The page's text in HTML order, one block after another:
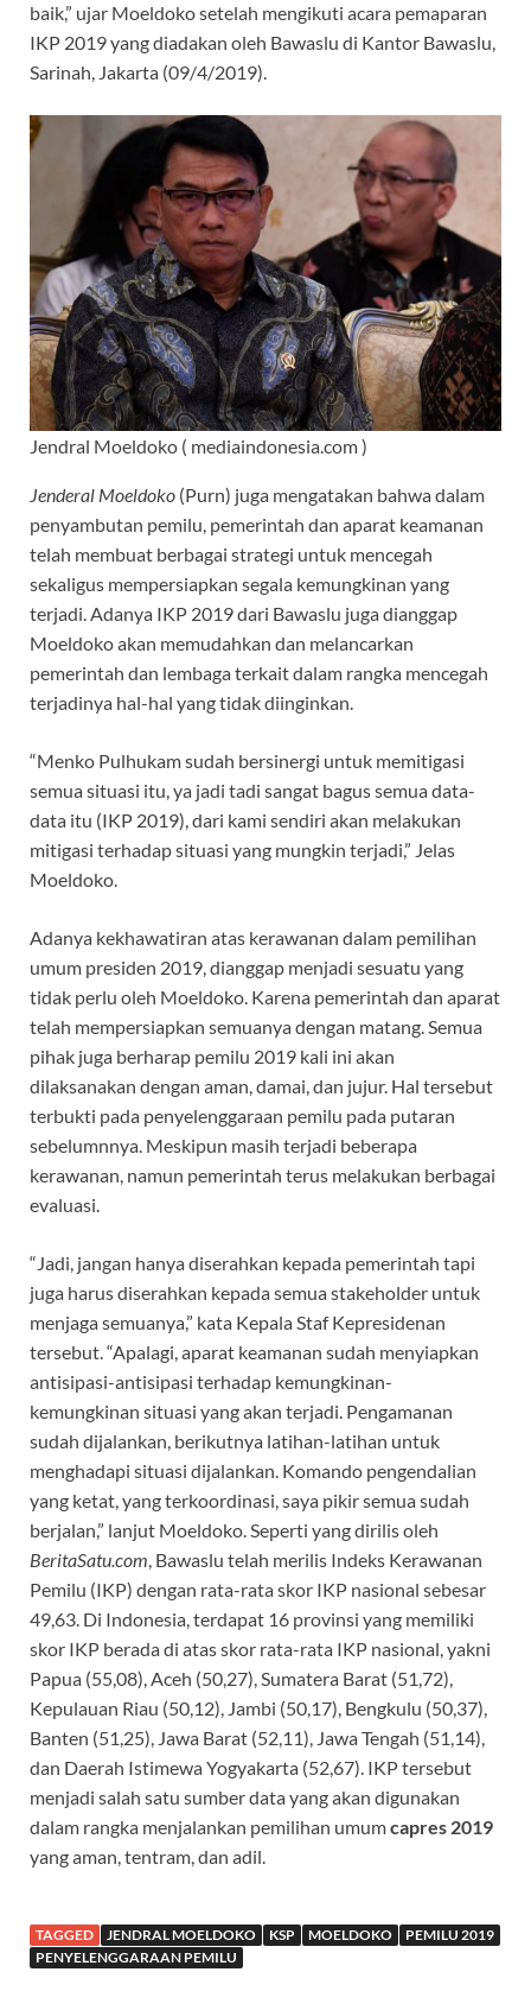
baik,” ujar Moeldoko setelah mengikuti acara pemaparan
IKP 2019 yang diadakan oleh Bawaslu di Kantor Bawaslu,
Sarinah, Jakarta (09/4/2019).
Jendral Moeldoko ( mediaindonesia.com )
Jenderal Moeldoko (Purn) juga mengatakan bahwa dalam
penyambutan pemilu, pemerintah dan aparat keamanan
telah membuat berbagai strategi untuk mencegah
sekaligus mempersiapkan segala kemungkinan yang
terjadi. Adanya IKP 2019 dari Bawaslu juga dianggap
Moeldoko akan memudahkan dan melancarkan
pemerintah dan lembaga terkait dalam rangka mencegah
terjadinya hal-hal yang tidak diinginkan.
“Menko Pulhukam sudah bersinergi untuk memitigasi
semua situasi itu, ya jadi tadi sangat bagus semua data-
data itu (IKP 2019), dari kami sendiri akan melakukan
mitigasi terhadap situasi yang mungkin terjadi,” Jelas
Moeldoko.
Adanya kekhawatiran atas kerawanan dalam pemilihan
umum presiden 2019, dianggap menjadi sesuatu yang
tidak perlu oleh Moeldoko. Karena pemerintah dan aparat
telah mempersiapkan semuanya dengan matang. Semua
pihak juga berharap pemilu 2019 kali ini akan
dilaksanakan dengan aman, damai, dan jujur. Hal tersebut
terbukti pada penyelenggaraan pemilu pada putaran
sebelumnnya. Meskipun masih terjadi beberapa
kerawanan, namun pemerintah terus melakukan berbagai
evaluasi.
“Jadi, jangan hanya diserahkan kepada pemerintah tapi
juga harus diserahkan kepada semua stakeholder untuk
menjaga semuanya,” kata Kepala Staf Kepresidenan
tersebut. “Apalagi, aparat keamanan sudah menyiapkan
antisipasi-antisipasi terhadap kemungkinan-
kemungkinan situasi yang akan terjadi. Pengamanan
sudah dijalankan, berikutnya latihan-latihan untuk
menghadapi situasi dijalankan. Komando pengendalian
yang ketat, yang terkoordinasi, saya pikir semua sudah
berjalan,” lanjut Moeldoko. Seperti yang dirilis oleh
BeritaSatu.com , Bawaslu telah merilis Indeks Kerawanan
Pemilu (IKP) dengan rata-rata skor IKP nasional sebesar
49,63. Di Indonesia, terdapat 16 provinsi yang memiliki
skor IKP berada di atas skor rata-rata IKP nasional, yakni
Papua (55,08), Aceh (50,27), Sumatera Barat (51,72),
Kepulauan Riau (50,12), Jambi (50,17), Bengkulu (50,37),
Banten (51,25), Jawa Barat (52,11), Jawa Tengah (51,14),
dan Daerah Istimewa Yogyakarta (52,67). IKP tersebut
menjadi salah satu sumber data yang akan digunakan
dalam rangka menjalankan pemilihan umumcapres 2019
yang aman, tentram, dan adil.
TAGGED JENDRAL MOELDOKO KSP MOELDOKO
PEMILU 2019
PENYELENGGARAAN PEMILU